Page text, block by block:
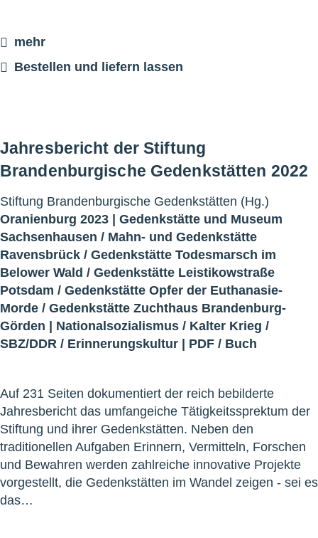
mehr
Bestellen und liefern lassen
Jahresbericht der Stiftung
Brandenburgische Gedenkstätten 2022
Stiftung Brandenburgische Gedenkstätten (Hg.)
Oranienburg 2023 | Gedenkstätte und Museum
Sachsenhausen / Mahn- und Gedenkstätte
Ravensbrück / Gedenkstätte Todesmarsch im
Belower Wald / Gedenkstätte Leistikowstraße
Potsdam / Gedenkstätte Opfer der Euthanasie-
Morde / Gedenkstätte Zuchthaus Brandenburg-
Görden | Nationalsozialismus / Kalter Krieg /
SBZ/DDR / Erinnerungskultur | PDF / Buch
Auf 231 Seiten dokumentiert der reich bebilderte
Jahresbericht das umfangeiche Tätigkeitssprektum der
Stiftung und ihrer Gedenkstätten. Neben den
traditionellen Aufgaben Erinnern, Vermitteln, Forschen
und Bewahren werden zahlreiche innovative Projekte
vorgestellt, die Gedenkstätten im Wandel zeigen - sei es
das…